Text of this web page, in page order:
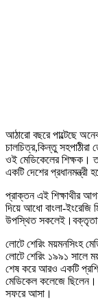
আঠারো বছরে পাল্টেছে
চালচিত্র,কিন্তু
ওই মেডিকেলের শিক্ষক।
একটি দেশের প্রধানমন্ত্রী
প্রাক্তন এই শিক্ষাথীর
দিয়ে আধো বাংলা-ইংরেজি
উপস্থিত সকলেই।বক্তৃতায়
লোটে শেরিং ময়মনসিংহ
লোটে শেরিং ১৯৯১ সালে
শেষ করে আরও একটি
মেডিকেল কলেজে ছিলেন।
সফরে আসা।